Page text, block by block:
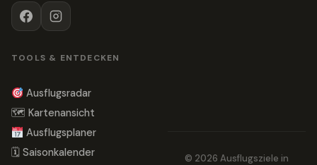
TOOLS & ENTDECKEN
Ausflugsradar
🗺 Kartenansicht
Ausflugsplaner
🗓 Saisonkalender
© 2026 Ausflugsziele in